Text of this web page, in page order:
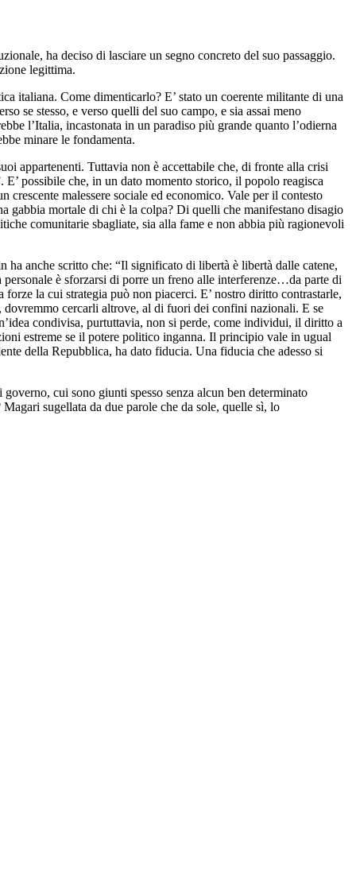
ha deciso di lasciare un segno concreto del suo passaggio.
legittima.
italiana. Come dimenticarlo? E’ stato un coerente militante di una
se stesso, e verso quelli del suo campo, e sia assai meno
l’Italia, incastonata in un paradiso più grande quanto l’odierna
minare le fondamenta.
appartenenti. Tuttavia non è accettabile che, di fronte alla crisi
possibile che, in un dato momento storico, il popolo reagisca
malessere sociale ed economico. Vale per il contesto
gabbia mortale di chi è la colpa? Di quelli che manifestano disagio
comunitarie sbagliate, sia alla fame e non abbia più ragionevoli
anche scritto che: “Il significato di libertà è libertà dalle catene,
è sforzarsi di porre un freno alle interferenze…da parte di
la cui strategia può non piacerci. E’ nostro diritto contrastarle,
cercarli altrove, al di fuori dei confini nazionali. E se
condivisa, purtuttavia, non si perde, come individui, il diritto a
estreme se il potere politico inganna. Il principio vale in ugual
della Repubblica, ha dato fiducia. Una fiducia che adesso si
cui sono giunti spesso senza alcun ben determinato
sugellata da due parole che da sole, quelle sì, lo